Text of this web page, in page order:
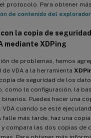
protocolo. Para obtener
de contenido del explorador
la copia de
mediante XDPing
de problemas, hemos
VDA a la herramienta
de seguridad de los
como la configuración, la
Puedes hacer una
cuando se esté
falle más tarde, haz una
compara las dos copias de